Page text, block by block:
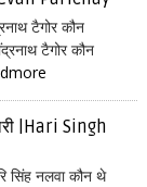
टैगोर कौन
टैगोर कौन
|Hari Singh
सिंह नलवा कौन थे